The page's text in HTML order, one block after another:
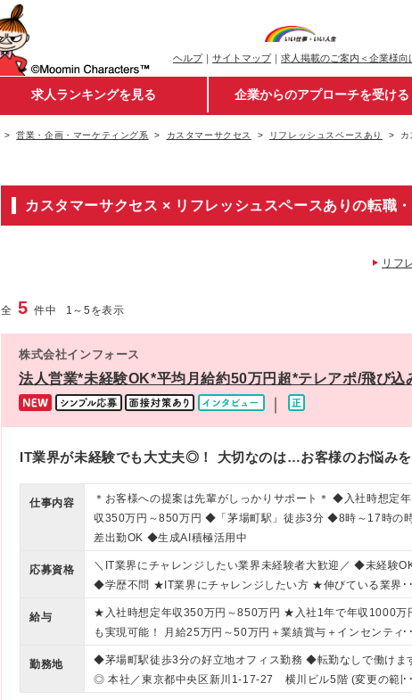
ヘルプ｜ サイトマップ｜ 求人掲載のご案内＜企業様向
求人ランキングを見る 企業からのアプローチを受ける
営業・企画・マーケティング系 カスタマーサクセス リフレッシュスペースあり
カスタマーサクセス × リフレッシュスペースありの転職
リフ
全5 件中 1 ～5 を表示
株式会社インフォース
法人営業*未経験OK*平均月給約50万円超*テレアポ/飛び込
IT業界が未経験でも大丈夫◎！ 大切なのは…お客様のお悩みを
仕事内容
＊お客様への提案は先輩がしっかりサポート＊ ◆入社時想定年
収350万円～850万円 ◆「茅場町駅」徒歩3分 ◆8時～17時の
差出勤OK ◆生成AI積極活用中
応募資格
＼IT業界にチャレンジしたい業界未経験者大歓迎／ ◆未経験
◆学歴不問 ★IT業界にチャレンジしたい方 ★伸びている業界に
飛び込みたい方 という志望理由の方もぜひお越しください！
給与
★入社時想定年収350万円～850万円 ★入社1年で年収1000万
も実現可能！ 月給25万円～50万円＋業績賞与＋インセンティ
※経験・スキル・年齢を考慮し、当社規定により決定します。
験者は前職の給与を最大限考慮します。 ※上記の金額には固定
残業代（30時間分／47,500円～）が含まれます（月残業は平
勤務地
◆茅場町駅徒歩3分の好立地オフィス勤務 ◆転勤なしで働けま
◎ 本社／東京都中央区新川1-17-27 横川ビル5階 (変更の範